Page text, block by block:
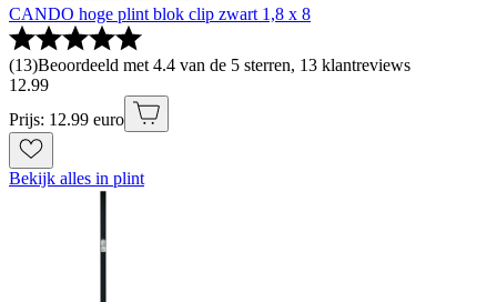
CANDO hoge plint blok clip zwart 1,8 x 8
(13)Beoordeeld met 4.4 van de 5 sterren, 13 klantreviews
12.99
Prijs: 12.99 euro
Bekijk alles in plint